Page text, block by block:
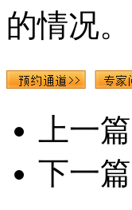
的情况。
上一篇
下一篇